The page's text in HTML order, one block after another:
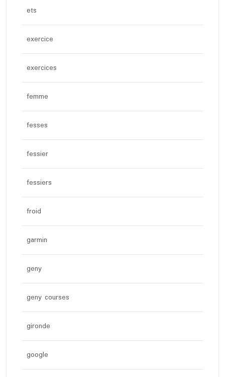
ets
exercice
exercices
femme
fesses
fessier
fessiers
froid
garmin
geny
geny courses
gironde
google